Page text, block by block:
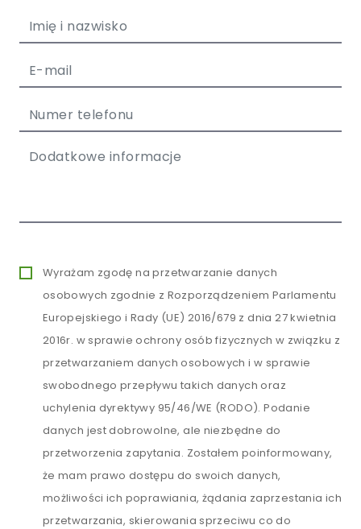
Wyrażam zgodę na przetwarzanie danych
osobowych zgodnie z Rozporządzeniem Parlamentu
Europejskiego i Rady (UE) 2016/679 z dnia 27 kwietnia
2016r. w sprawie ochrony osób fizycznych w związku z
przetwarzaniem danych osobowych i w sprawie
swobodnego przepływu takich danych oraz
uchylenia dyrektywy 95/46/WE (RODO). Podanie
danych jest dobrowolne, ale niezbędne do
przetworzenia zapytania. Zostałem poinformowany,
że mam prawo dostępu do swoich danych,
możliwości ich poprawiania, żądania zaprzestania ich
przetwarzania, skierowania sprzeciwu co do